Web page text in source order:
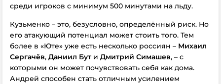
среди игроков с минимум 500 минутами на льду.
Кузьменко – это, безусловно, определённый риск. Но
его атакующий потенциал может стоить того. Тем
более в «Юте» уже есть несколько россиян – Михаил
Сергачёв, Даниил Бути Дмитрий Симашев, – с
которыми он может почувствовать себя как дома.
Андрей способен стать отличным усилением